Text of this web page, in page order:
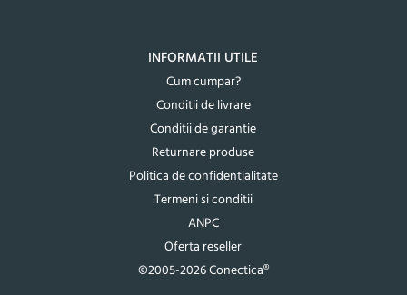
INFORMATII UTILE
Cum cumpar?
Conditii de livrare
Conditii de garantie
Returnare produse
Politica de confidentialitate
Termeni si conditii
ANPC
Oferta reseller
©2005-2026 Conectica®